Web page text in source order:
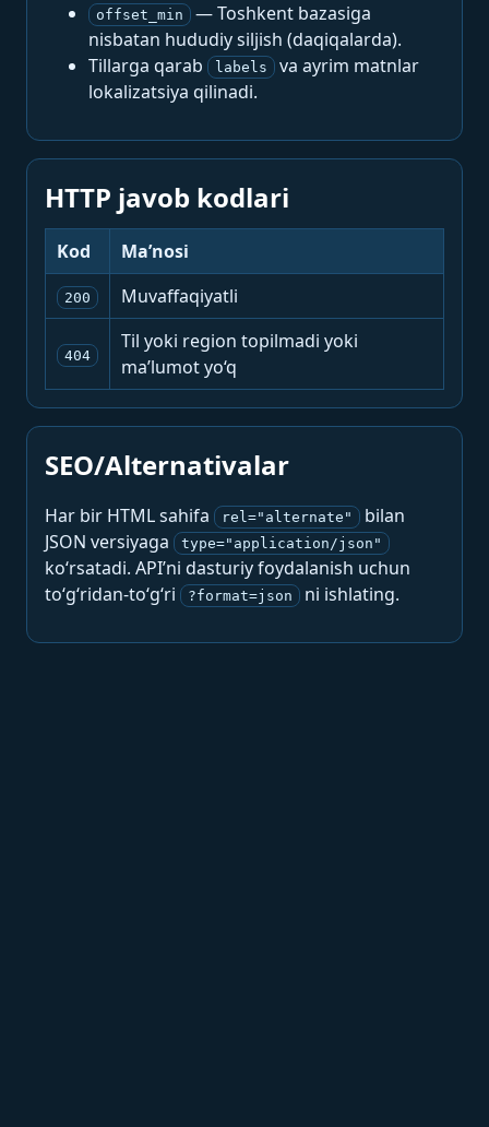
offset_min
— Toshkent bazasiga
nisbatan hududiy siljish (daqiqalarda).
Tillarga qarab
labels
va ayrim matnlar
lokalizatsiya qilinadi.
HTTP javob kodlari
Kod Ma’nosi
200 Muvaffaqiyatli
404
Til yoki region topilmadi yoki
ma’lumot yo‘q
SEO/Alternativalar
Har bir HTML sahifa rel="alternate"
bilan
JSON versiyaga
type="application/json"
ko‘rsatadi. API’ni dasturiy foydalanish uchun
to‘g‘ridan-to‘g‘ri
?format=json ni ishlating.